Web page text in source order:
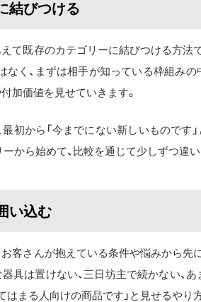
結びつける
て既存のカテゴリーに結びつける方法
なく、まずは相手が知っている枠組み
加価値を見せていきます。
最初から「今までにない新しいものです
ーから始めて、比較を通じて少しずつ違
い込む
お客さんが抱えている条件や悩みから先
器具は置けない、三日坊主で続かない、
はまる人向けの商品です」と見せるやり